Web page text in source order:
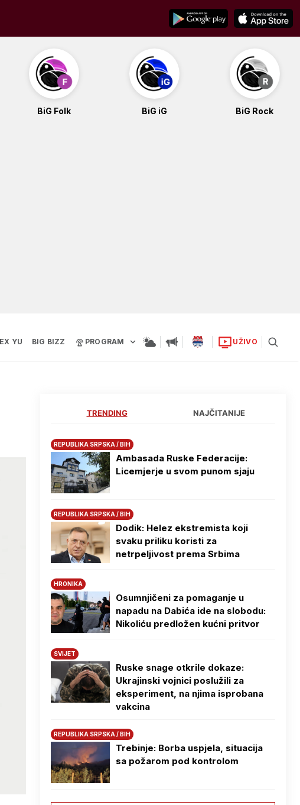
BiG Folk BiG iG BiG Rock
EX YU BIG BIZZ PROGRAM UŽIVO
TRENDING NAJČITANIJE
REPUBLIKA SRPSKA / BIH
Ambasada Ruske Federacije:
Licemjerje u svom punom sjaju
REPUBLIKA SRPSKA / BIH
Dodik: Helez ekstremista koji
svaku priliku koristi za
netrpeljivost prema Srbima
HRONIKA
Osumnjičeni za pomaganje u
napadu na Dabića ide na slobodu:
Nikoliću predložen kućni pritvor
SVIJET
Ruske snage otkrile dokaze:
Ukrajinski vojnici poslužili za
eksperiment, na njima isprobana
vakcina
REPUBLIKA SRPSKA / BIH
Trebinje: Borba uspjela, situacija
sa požarom pod kontrolom